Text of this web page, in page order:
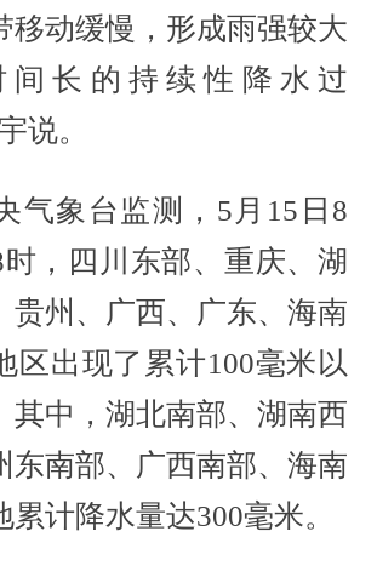
移动缓慢，形成雨强较大
间长的持续性降水过
说。
象台监测，5月15日8
，四川东部、重庆、湖
贵州、广西、广东、海南
区出现了累计100毫米以
其中，湖北南部、湖南西
东南部、广西南部、海南
累计降水量达300毫米。